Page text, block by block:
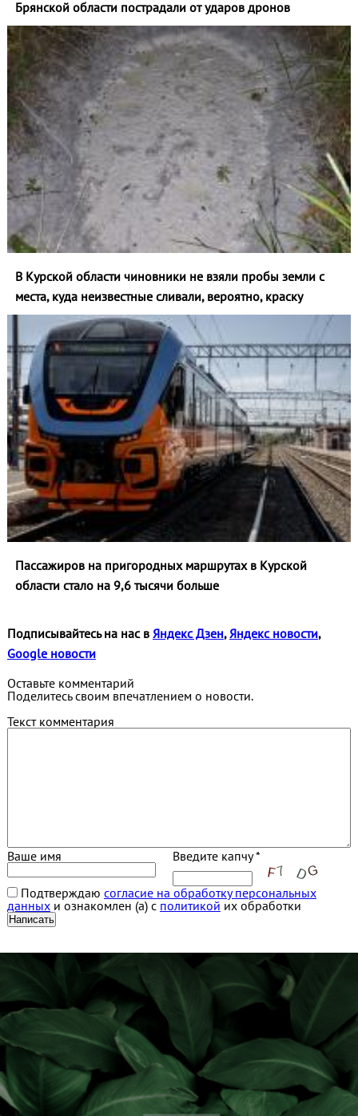
Брянской области пострадали от ударов дронов
В Курской области чиновники не взяли пробы земли с
места, куда неизвестные сливали, вероятно, краску
Пассажиров на пригородных маршрутах в Курской
области стало на 9,6 тысячи больше
Подписывайтесь на нас в Яндекс Дзен, Яндекс новости,
Google новости
Оставьте комментарий
Поделитесь своим впечатлением о новости.
Текст комментария
Ваше имя Введите капчу *
Подтверждаю согласие на обработку персональных
данныхи ознакомлен (а) с политикой их обработки